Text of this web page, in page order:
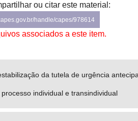
ou citar este material:
handle/capes/978614
associados a este item.
da tutela de urgência
processo individual e transindividual